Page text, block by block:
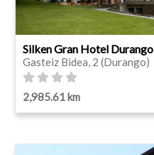
Silken Gran Hotel Durango
Gasteiz Bidea, 2 (Durango)
2,985.61 km